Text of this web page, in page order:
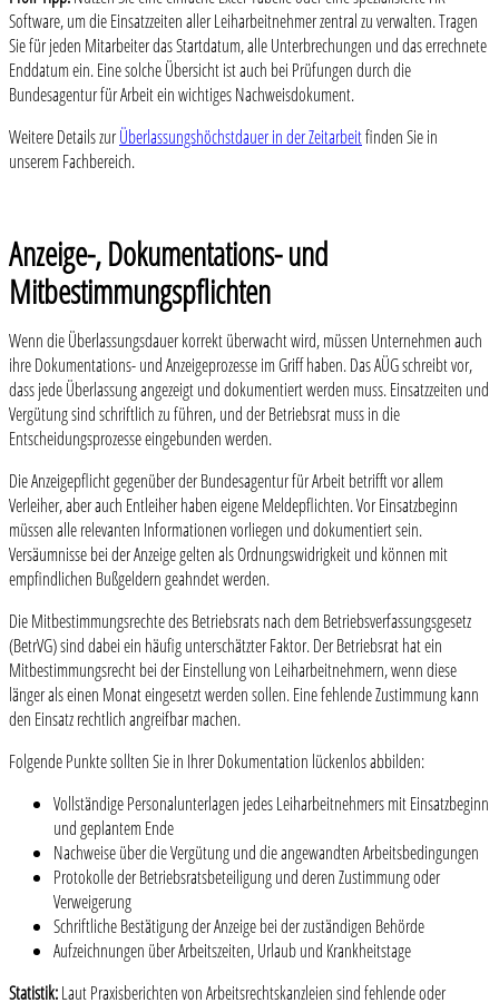
Software, um die Einsatzzeiten aller Leiharbeitnehmer zentral zu verwalten. Tragen
Sie für jeden Mitarbeiter das Startdatum, alle Unterbrechungen und das errechnete
Enddatum ein. Eine solche Übersicht ist auch bei Prüfungen durch die
Bundesagentur für Arbeit ein wichtiges Nachweisdokument.
Weitere Details zurÜberlassungshöchstdauer in der Zeitarbeitfinden Sie in
unserem Fachbereich.
Anzeige-, Dokumentations- und
Mitbestimmungspflichten
Wenn die Überlassungsdauer korrekt überwacht wird, müssen Unternehmen auch
ihre Dokumentations- und Anzeigeprozesse im Griff haben. Das AÜG schreibt vor,
dass jede Überlassung angezeigt und dokumentiert werden muss. Einsatzzeiten und
Vergütung sind schriftlich zu führen, und der Betriebsrat muss in die
Entscheidungsprozesse eingebunden werden.
Die Anzeigepflicht gegenüber der Bundesagentur für Arbeit betrifft vor allem
Verleiher, aber auch Entleiher haben eigene Meldepflichten. Vor Einsatzbeginn
müssen alle relevanten Informationen vorliegen und dokumentiert sein.
Versäumnisse bei der Anzeige gelten als Ordnungswidrigkeit und können mit
empfindlichen Bußgeldern geahndet werden.
Die Mitbestimmungsrechte des Betriebsrats nach dem Betriebsverfassungsgesetz
(BetrVG) sind dabei ein häufig unterschätzter Faktor. Der Betriebsrat hat ein
Mitbestimmungsrecht bei der Einstellung von Leiharbeitnehmern, wenn diese
länger als einen Monat eingesetzt werden sollen. Eine fehlende Zustimmung kann
den Einsatz rechtlich angreifbar machen.
Folgende Punkte sollten Sie in Ihrer Dokumentation lückenlos abbilden:
Vollständige Personalunterlagen jedes Leiharbeitnehmers mit Einsatzbeginn
und geplantem Ende
Nachweise über die Vergütung und die angewandten Arbeitsbedingungen
Protokolle der Betriebsratsbeteiligung und deren Zustimmung oder
Verweigerung
Schriftliche Bestätigung der Anzeige bei der zuständigen Behörde
Aufzeichnungen über Arbeitszeiten, Urlaub und Krankheitstage
Statistik:Laut Praxisberichten von Arbeitsrechtskanzleien sind fehlende oder